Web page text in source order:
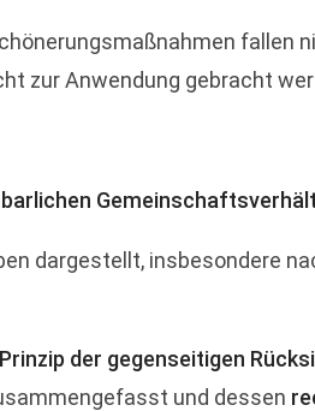
fallen
zur Anwendung gebracht
dargestellt, insbesondere
Prinzip der gegenseitigen
und dessen